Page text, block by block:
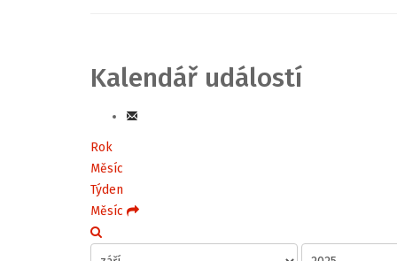
Kalendář událostí
Rok
Měsíc
Týden
Měsíc